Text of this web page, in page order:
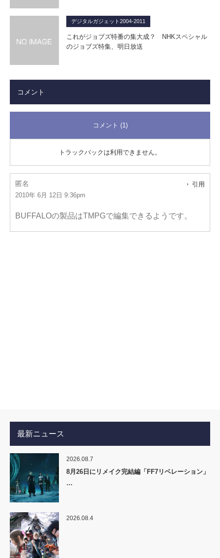
デジタルガジェット2004-2011
これがジョブズ特番の集大成？ NHKスペシャル
のジョブズ特集、明日放送
コメント
コメント (1)
トラックバックは利用できません。
匿名
2010年 6月 12日 9:36pm
引用
BUFFALOの製品はTMPGで編集できるようです。
最新ニュース
2026.08.7
8月26日にリメイク完結編「FF7リベレーション」
…
2026.08.4